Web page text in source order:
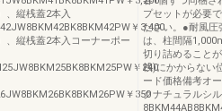
、縦桟蓋2本入
￥3,400
、縦桟蓋2本入コーナーポー
￥240
￥350
プセットが必要
ださい。●耐風
は、柱間隔
切り詰めること
桟)にかからない
ード価格備考オ
クナチュラルシ